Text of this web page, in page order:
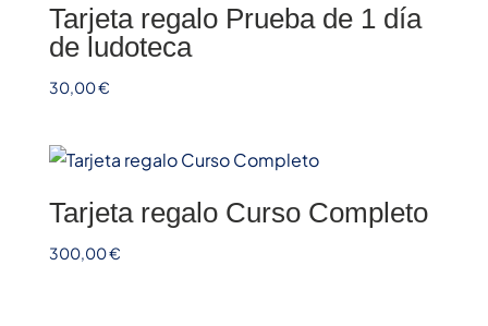
Tarjeta regalo Prueba de 1 día
de ludoteca
30,00€
Tarjeta regalo Curso Completo
300,00€